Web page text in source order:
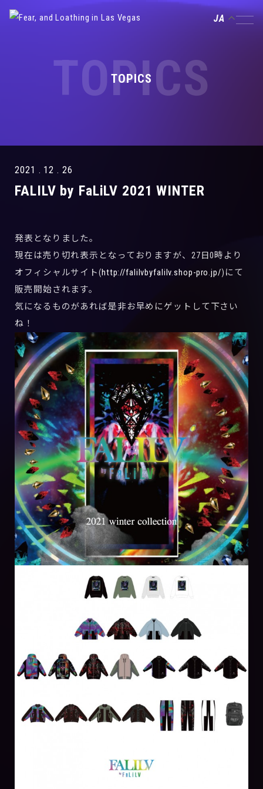
JA
TOPICS
TOPICS
2021 . 12 . 26
FALILV by FaLiLV 2021 WINTER
発表となりました。
現在は売り切れ表示となっておりますが、27日0時より
オフィシャルサイト(http://falilvbyfalilv.shop-pro.jp/)にて
販売開始されます。
気になるものがあれば是非お早めにゲットして下さい
ね！